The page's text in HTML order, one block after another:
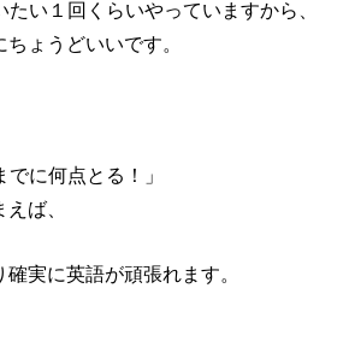
い１回くらいやっていますから、
ょうどいいです。
でに何点とる！」
ば、
実に英語が頑張れます。